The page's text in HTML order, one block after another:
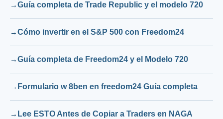
Guía completa de Trade Republic y el modelo 720
Cómo invertir en el S&P 500 con Freedom24
Guía completa de Freedom24 y el Modelo 720
Formulario w 8ben en freedom24 Guía completa
Lee ESTO Antes de Copiar a Traders en NAGA